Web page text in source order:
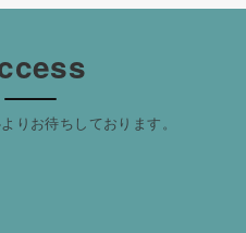
りお待ちしております。